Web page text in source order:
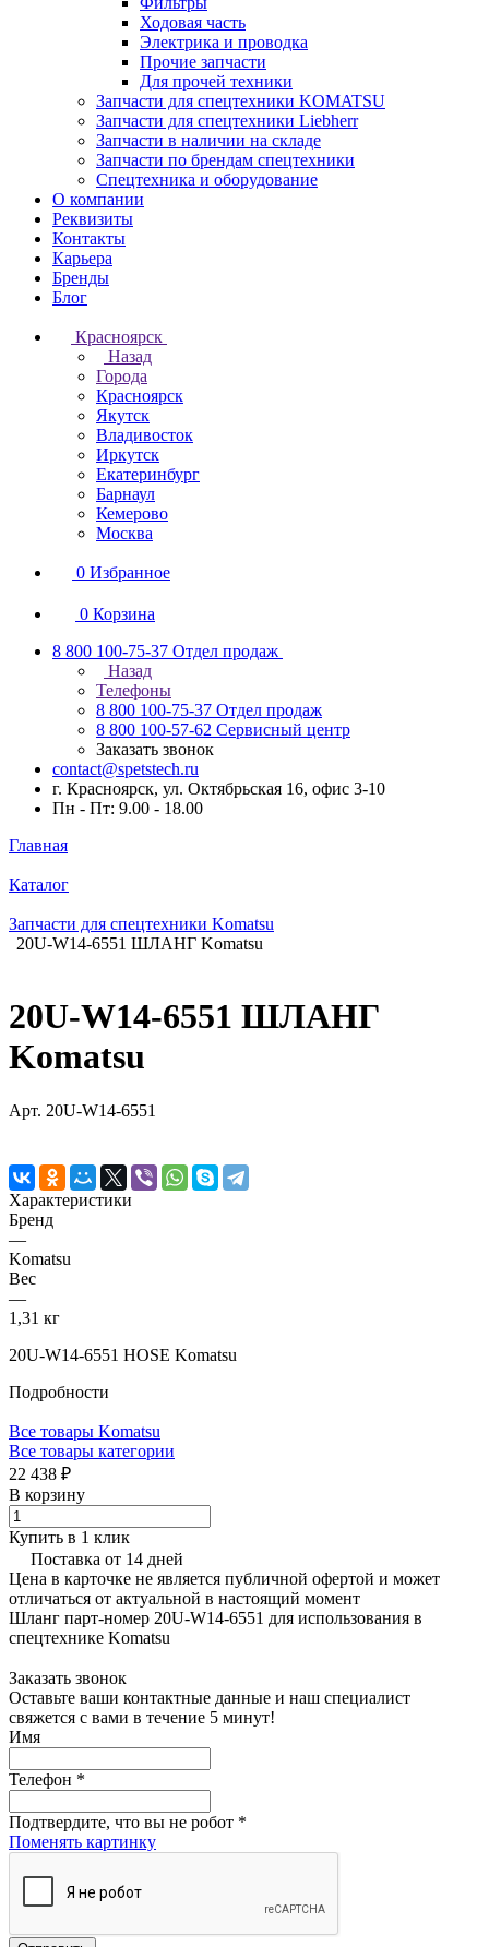
Ходовая часть
Электрика и проводка
Прочие запчасти
Для прочей техники
Запчасти для спецтехники KOMATSU
Запчасти для спецтехники Liebherr
Запчасти в наличии на складе
Запчасти по брендам спецтехники
Спецтехника и оборудование
О компании
Реквизиты
Контакты
Карьера
Бренды
Блог
Красноярск
Назад
Города
Красноярск
Якутск
Владивосток
Иркутск
Екатеринбург
Барнаул
Кемерово
Москва
0 Избранное
0 Корзина
8 800 100-75-37 Отдел продаж
Назад
Телефоны
8 800 100-75-37 Отдел продаж
8 800 100-57-62 Сервисный центр
Заказать звонок
contact@spetstech.ru
г. Красноярск, ул. Октябрьская 16, офис 3-10
Пн - Пт: 9.00 - 18.00
Главная
Каталог
Запчасти для спецтехники Komatsu
20U-W14-6551 ШЛАНГ Komatsu
20U-W14-6551 ШЛАНГ
Komatsu
Арт. 20U-W14-6551
Характеристики
Бренд
—
Komatsu
Вес
—
1,31 кг
20U-W14-6551 HOSE Komatsu
Подробности
Все товары Komatsu
Все товары категории
22 438 ₽
В корзину
Купить в 1 клик
Поставка от 14 дней
Цена в карточке не является публичной офертой и может
отличаться от актуальной в настоящий момент
Шланг парт-номер 20U-W14-6551 для использования в
спецтехнике Komatsu
Заказать звонок
Оставьте ваши контактные данные и наш специалист
свяжется с вами в течение 5 минут!
Имя
Телефон *
Подтвердите, что вы не робот *
Поменять картинку